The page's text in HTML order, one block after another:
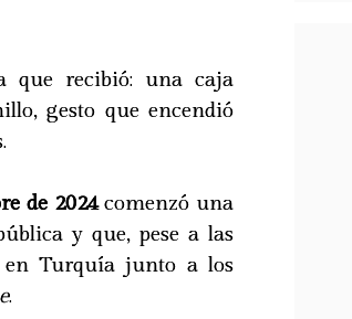
que recibió: una caja
gesto que encendió
de 2024comenzó una
y que, pese a las
en Turquía junto a los
.